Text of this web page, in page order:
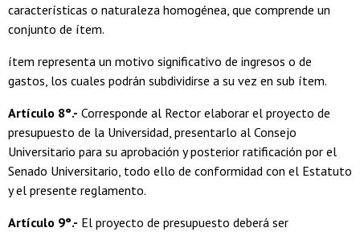
características o naturaleza homogénea, que comprende un
conjunto de ítem.
ítem representa un motivo significativo de ingresos o de
gastos, los cuales podrán subdividirse a su vez en sub ítem.
Artículo 8°.- Corresponde al Rector elaborar el proyecto de
presupuesto de la Universidad, presentarlo al Consejo
Universitario para su aprobación y posterior ratificación por el
Senado Universitario, todo ello de conformidad con el Estatuto
y el presente reglamento.
Artículo 9°.- El proyecto de presupuesto deberá ser